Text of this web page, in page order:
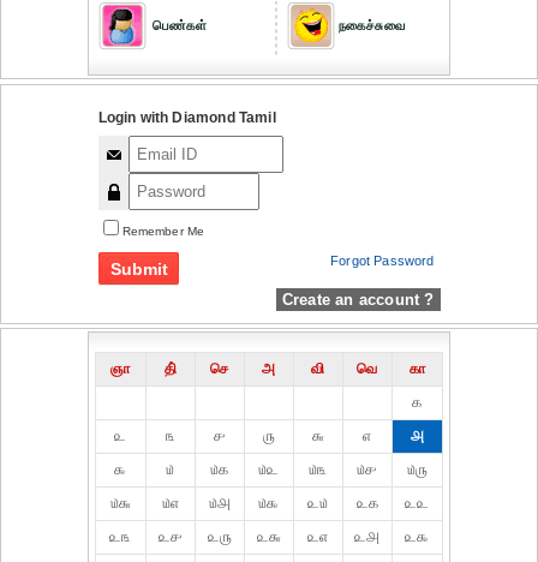
பெண்கள் நகைச்சுவை
Login with Diamond Tamil
Remember Me
Forgot Password
Create an account ?
ஞா தி் செ அ வி வெ
கா
௧
௨
௩ ௪ ௫ ௬ ௭
௮
௯
௰ ௰௧ ௰௨ ௰௩ ௰௪
௰௫
௰௬
௰௭ ௰௮ ௰௯ ௨௰ ௨௧
௨௨
௨௩
௨௪ ௨௫ ௨௬ ௨௭ ௨௮ ௨௯